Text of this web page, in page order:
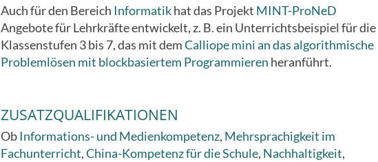
Auch für den Bereich Informatikhat das Projekt MINT-ProNeD
Angebote für Lehrkräfte entwickelt, z. B. ein Unterrichtsbeispiel für die
Klassenstufen 3 bis 7, das mit demCalliope mini an das algorithmische
Problemlösen mit blockbasiertem Programmieren heranführt.
ZUSATZQUALIFIKATIONEN
ObInformations- und Medienkompetenz, Mehrsprachigkeit im
Fachunterricht,China-Kompetenz für die Schule, Nachhaltigkeit,